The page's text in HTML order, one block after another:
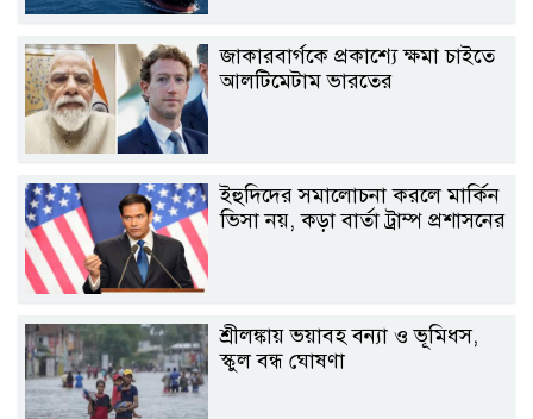
জাকারবার্গকে প্রকাশ্যে ক্ষমা চাইতে
আলটিমেটাম ভারতের
ইহুদিদের সমালোচনা করলে মার্কিন
ভিসা নয়, কড়া বার্তা ট্রাম্প প্রশাসনের
শ্রীলঙ্কায় ভয়াবহ বন্যা ও ভূমিধস,
স্কুল বন্ধ ঘোষণা